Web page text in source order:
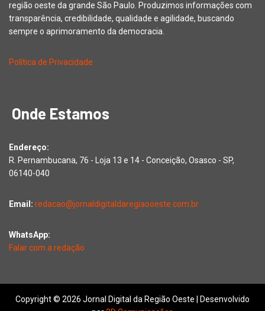
região oeste da grande São Paulo. Produzimos informações com
transparência, credibilidade, qualidade e agilidade, buscando
sempre o aprimoramento da democracia.
Política de Privacidade
Onde Estamos
Endereço:
R. Pernambucana, 76 - Loja 13 e 14 - Conceição, Osasco - SP,
06140-040
Email: redacao@jornaldigitaldaregiaooeste.com.br
WhatsApp:
Falar com a redação
Copyright © 2026 Jornal Digital da Região Oeste | Desenvolvido